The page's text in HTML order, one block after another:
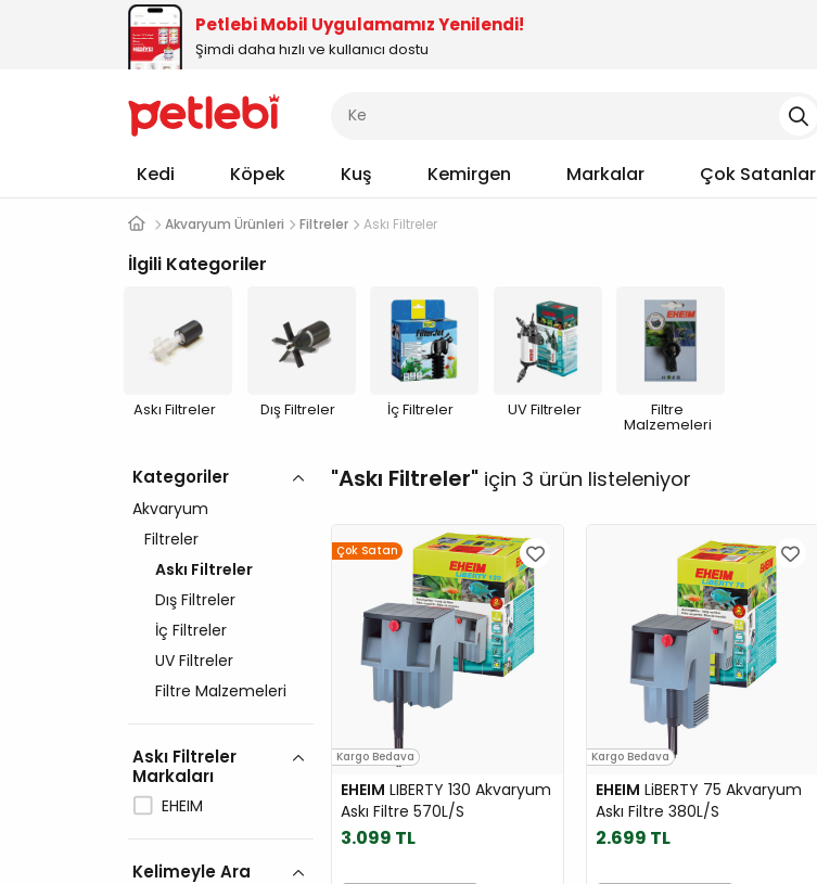
Petlebi Mobil Uygulamamız Yenilendi!
Şimdi daha hızlı ve kullanıcı dostu
Kedi Köpek Kuş Kemirgen Markalar Çok Satanlar
Akvaryum Ürünleri Filtreler Askı Filtreler
İlgili Kategoriler
Askı Filtreler Dış Filtreler İç Filtreler UV Filtreler Filtre
Malzemeleri
Kategoriler
Akvaryum
Filtreler
Askı Filtreler
Dış Filtreler
İç Filtreler
UV Filtreler
Filtre Malzemeleri
Askı Filtreler
Markaları
EHEIM
Kelimeyle Ara
Askı Filtreler için 3 ürün listeleniyor
Çok Satan
Kargo Bedava
EHEIM LIBERTY 130 Akvaryum
Askı Filtre 570L/S
3.099 TL
Kargo Bedava
EHEIM LiBERTY 75 Akvaryum
Askı Filtre 380L/S
2.699 TL